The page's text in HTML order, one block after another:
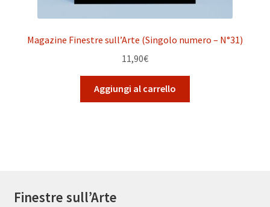
Magazine Finestre sull’Arte (Singolo numero – N°31)
11,90€
Aggiungi al carrello
Finestre sull’Arte